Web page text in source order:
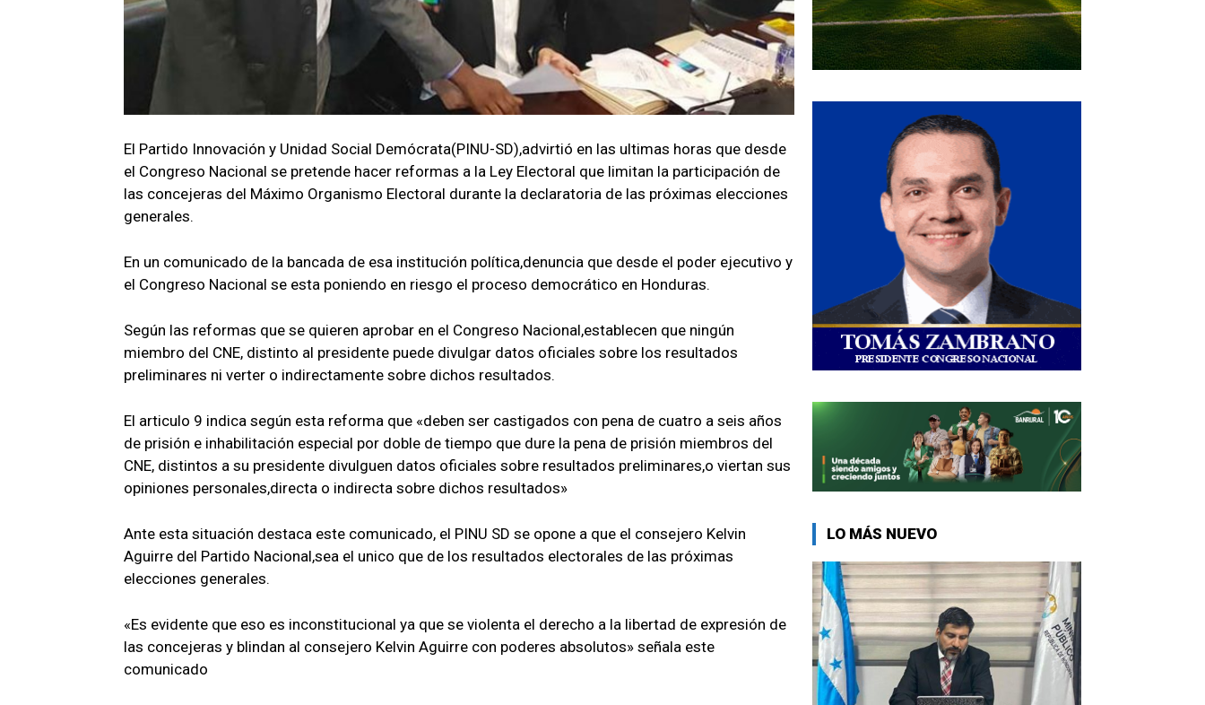
El Partido Innovación y Unidad Social Demócrata(PINU-SD),advirtió en las ultimas horas que desde
el Congreso Nacional se pretende hacer reformas a la Ley Electoral que limitan la participación de
las concejeras del Máximo Organismo Electoral durante la declaratoria de las próximas elecciones
generales.
En un comunicado de la bancada de esa institución política,denuncia que desde el poder ejecutivo y
el Congreso Nacional se esta poniendo en riesgo el proceso democrático en Honduras.
Según las reformas que se quieren aprobar en el Congreso Nacional,establecen que ningún
miembro del CNE, distinto al presidente puede divulgar datos oficiales sobre los resultados
preliminares ni verter o indirectamente sobre dichos resultados.
El articulo 9 indica según esta reforma que «deben ser castigados con pena de cuatro a seis años
de prisión e inhabilitación especial por doble de tiempo que dure la pena de prisión miembros del
CNE, distintos a su presidente divulguen datos oficiales sobre resultados preliminares,o viertan sus
opiniones personales,directa o indirecta sobre dichos resultados»
Ante esta situación destaca este comunicado, el PINU SD se opone a que el consejero Kelvin
Aguirre del Partido Nacional,sea el unico que de los resultados electorales de las próximas
elecciones generales.
«Es evidente que eso es inconstitucional ya que se violenta el derecho a la libertad de expresión de
las concejeras y blindan al consejero Kelvin Aguirre con poderes absolutos» señala este
comunicado
LO MÁS NUEVO